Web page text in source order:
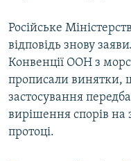
Російське
відповідь знову
Конвенції ООН з
прописали
застосування
вирішення спорів на
протоці.